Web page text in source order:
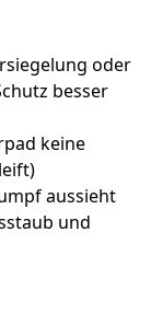
oder
besser
keine
aussieht
und